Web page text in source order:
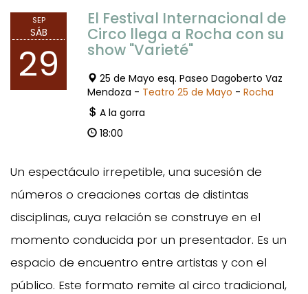
SEP
SÁB
29
El Festival Internacional de
Circo llega a Rocha con su
show "Varieté"
25 de Mayo esq. Paseo Dagoberto Vaz
Mendoza - Teatro 25 de Mayo - Rocha
A la gorra
18:00
Un espectáculo irrepetible, una sucesión de
números o creaciones cortas de distintas
disciplinas, cuya relación se construye en el
momento conducida por un presentador. Es un
espacio de encuentro entre artistas y con el
público. Este formato remite al circo tradicional,